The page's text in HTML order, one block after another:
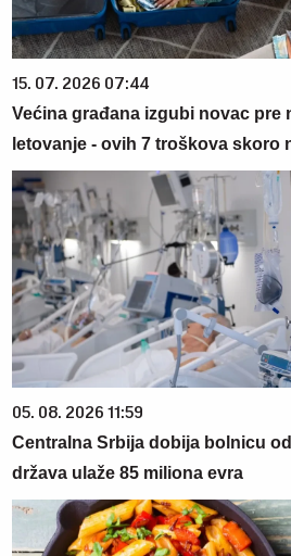
15. 07. 2026 07:44
Većina građana izgubi novac pre
letovanje - ovih 7 troškova skoro
05. 08. 2026 11:59
Centralna Srbija dobija bolnicu
država ulaže 85 miliona evra